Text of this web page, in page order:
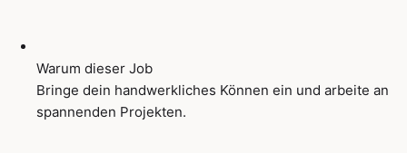
Warum dieser Job
Bringe dein handwerkliches Können ein und arbeite an
spannenden Projekten.